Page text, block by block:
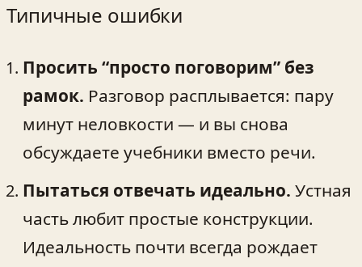
Типичные ошибки
Просить “просто поговорим” без
рамок. Разговор расплывается: пару
минут неловкости — и вы снова
обсуждаете учебники вместо речи.
Пытаться отвечать идеально. Устная
часть любит простые конструкции.
Идеальность почти всегда рождает